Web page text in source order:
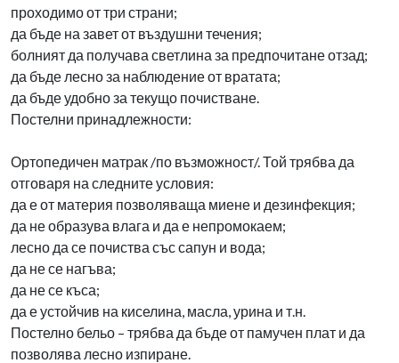
проходимо от три страни;
да бъде на завет от въздушни течения;
болният да получава светлина за предпочитане отзад;
да бъде лесно за наблюдение от вратата;
да бъде удобно за текущо почистване.
Постелни принадлежности:
Ортопедичен матрак /по възможност/. Той трябва да
отговаря на следните условия:
да е от материя позволяваща миене и дезинфекция;
да не образува влага и да е непромокаем;
лесно да се почиства със сапун и вода;
да не се нагъва;
да не се къса;
да е устойчив на киселина, масла, урина и т.н.
Постелно бельо – трябва да бъде от памучен плат и да
позволява лесно изпиране.